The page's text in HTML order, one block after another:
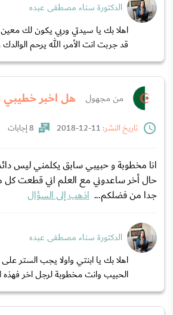
الدكتورة سناء مصطفى عبده
اهلا بك يا سيدتي وربي يكون لك
قد جربت انت الأمر، الله يرحم
من مجهول هل اخبر خطيبي
تاريخ النشر:
8 إجابات
انا مخطوبة و حبيبي سابق يكلمني ليس
حال أخر ساعدوني مع العلم اني قطعت كل
جدا من فضلكم... اذهب إلى السؤال
الدكتورة سناء مصطفى عبده
اهلا بك يا ابنتي واولا يجب الستر
الحبيب وانت مخطوبة لرجل اخر فهذه